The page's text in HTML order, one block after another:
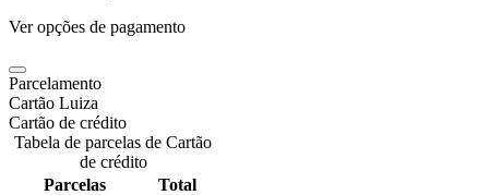
Ver opções de pagamento
Parcelamento
Cartão Luiza
Cartão de crédito
Tabela de parcelas de Cartão
de crédito
Parcelas
Total